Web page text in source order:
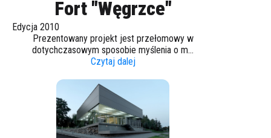
Fort "Węgrzce"
Edycja 2010
Prezentowany projekt jest przełomowy w
dotychczasowym sposobie myślenia o m...
Czytaj dalej